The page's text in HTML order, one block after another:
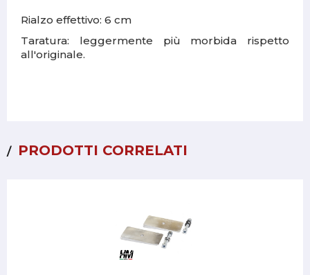
Rialzo effettivo: 6 cm
Taratura: leggermente più morbida rispetto
all'originale.
PRODOTTI CORRELATI